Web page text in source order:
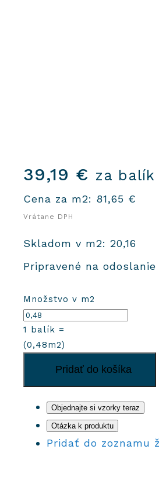
39,19 € za balík
Cena za m2: 81,65 €
Vrátane DPH
Skladom v m2: 20,16
Pripravené na odoslanie
Množstvo v m2
1
balík =
(0,48m2)
Cementové
dlaždice
2951
Pridať do košíka
Objednajte si vzorky teraz
Otázka k produktu
Pridať do zoznamu